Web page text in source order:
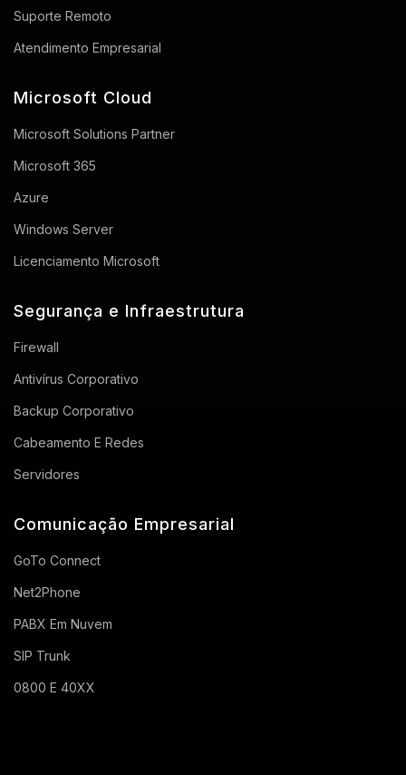
Suporte Remoto
Atendimento Empresarial
Microsoft Cloud
Microsoft Solutions Partner
Microsoft 365
Azure
Windows Server
Licenciamento Microsoft
Segurança e Infraestrutura
Firewall
Antivírus Corporativo
Backup Corporativo
Cabeamento E Redes
Servidores
Comunicação Empresarial
GoTo Connect
Net2Phone
PABX Em Nuvem
SIP Trunk
0800 E 40XX